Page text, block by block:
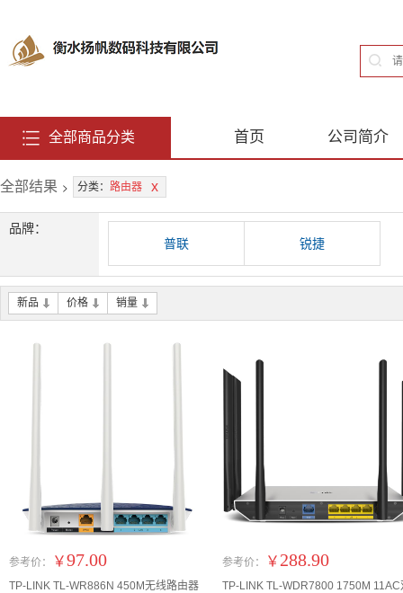
首页 公司简介
全部商品分类
全部结果 > 分类： 路由器 x
品牌：
普联
锐捷
新品 价格 销量
参考价： ￥97.00
TP-LINK TL-WR886N 450M无线路由器
参考价： ￥ 288.90
TP-LINK TL-WDR7800 1750M 11AC